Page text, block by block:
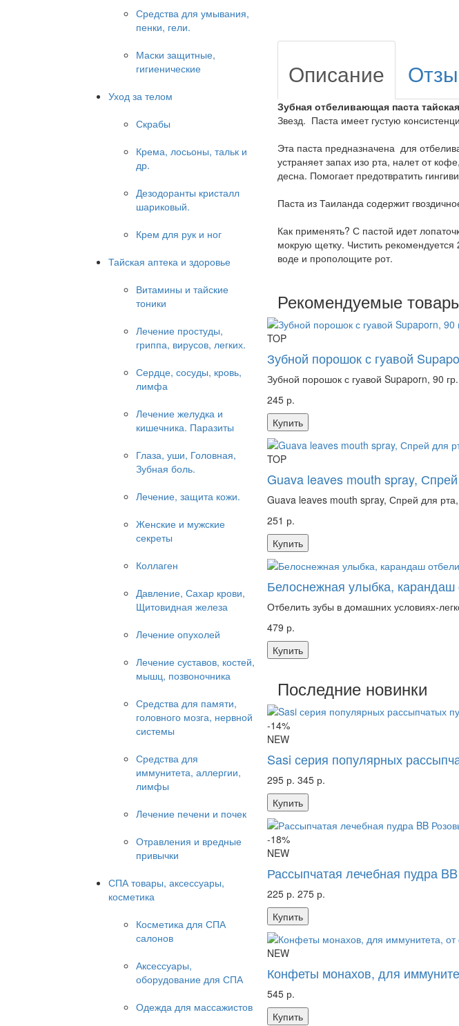
Средства для умывания,
пенки, гели.
Маски защитные,
гигиенические
Уход за телом
Скрабы
Крема, лосьоны, тальк и
др.
Дезодоранты кристалл
шариковый.
Крем для рук и ног
Тайская аптека и здоровье
Витамины и тайские
тоники
Лечение простуды,
гриппа, вирусов, легких.
Сердце, сосуды, кровь,
лимфа
Лечение желудка и
кишечника. Паразиты
Глаза, уши, Головная,
Зубная боль.
Лечение, защита кожи.
Женские и мужские
секреты
Коллаген
Давление, Сахар крови,
Щитовидная железа
Лечение опухолей
Лечение суставов, костей,
мышц, позвоночника
Средства для памяти,
головного мозга, нервной
системы
Средства для
иммунитета, аллергии,
лимфы
Лечение печени и почек
Отравления и вредные
привычки
СПА товары, аксессуары,
косметика
Косметика для СПА
салонов
Аксессуары,
оборудование для СПА
Одежда для массажистов
Описание
Зубная отбеливающая паста
Звезд. Паста имеет густую
Эта паста предназначена для
устраняет запах изо рта, налет от
десна. Помогает предотвратить
Паста из Таиланда содержит
Как применять? С пастой идет
мокрую щетку. Чистить
воде и прополощите рот.
Рекомендуемые
TOP
Зубной порошок с гуавой
Зубной порошок с гуавой Supaporn, 90
245 р.
Купить
TOP
Guava leaves mouth spray,
Guava leaves mouth spray, Спрей для
251 р.
Купить
Белоснежная улыбка,
Отбелить зубы в домашних условиях-
479 р.
Купить
Последние новинки
-14%
NEW
Sasi серия популярных
295 р. 345 р.
Купить
-18%
NEW
Рассыпчатая лечебная пудра
225 р. 275 р.
Купить
NEW
Конфеты монахов, для
545 р.
Купить